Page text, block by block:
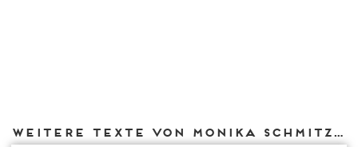
Weitere Texte von Monika Schmitz-Emans bei DIAPHANES